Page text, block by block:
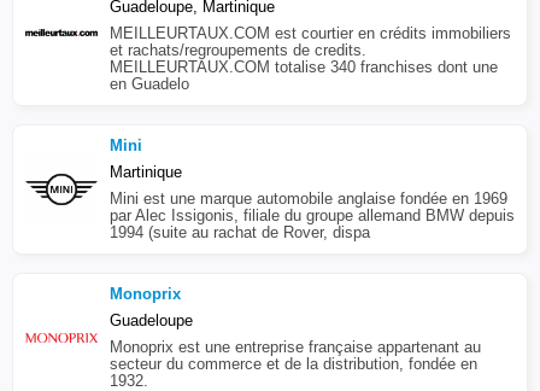
Guadeloupe, Martinique
MEILLEURTAUX.COM est courtier en crédits immobiliers
et rachats/regroupements de credits.
MEILLEURTAUX.COM totalise 340 franchises dont une
en Guadelo
Mini
Martinique
Mini est une marque automobile anglaise fondée en 1969
par Alec Issigonis, filiale du groupe allemand BMW depuis
1994 (suite au rachat de Rover, dispa
Monoprix
Guadeloupe
Monoprix est une entreprise française appartenant au
secteur du commerce et de la distribution, fondée en
1932.